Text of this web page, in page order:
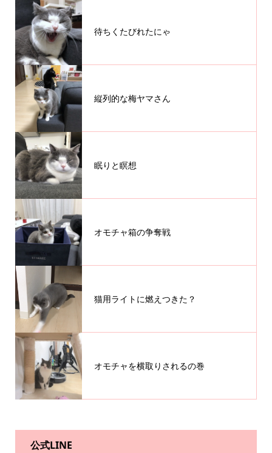
待ちくたびれたにゃ
縦列的な梅ヤマさん
眠りと瞑想
オモチャ箱の争奪戦
猫用ライトに燃えつきた？
オモチャを横取りされるの巻
公式LINE